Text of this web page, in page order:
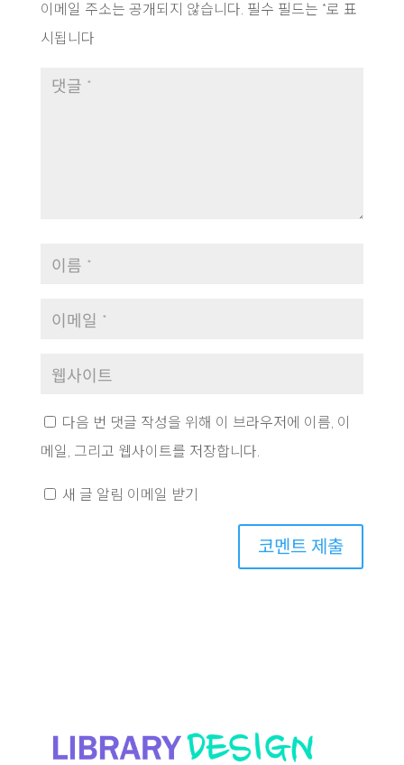
이메일 주소는 공개되지 않습니다. 필수 필드는 *로 표
시됩니다
다음 번 댓글 작성을 위해 이 브라우저에 이름, 이
메일, 그리고 웹사이트를 저장합니다.
새 글 알림 이메일 받기
코멘트 제출